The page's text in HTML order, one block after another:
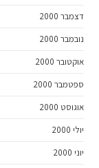
דצמבר 2000
נובמבר 2000
אוקטובר 2000
ספטמבר 2000
אוגוסט 2000
יולי 2000
יוני 2000